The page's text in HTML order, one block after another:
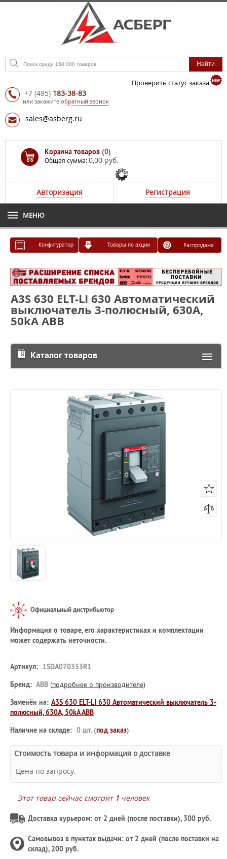
Проверить статус заказа
+7 (495) 183-38-83
или закажите обратный звонок
sales@asberg.ru
Корзина товаров (0)
Общая сумма:0,00 руб.
Авторизация Регистрация
МЕНЮ
Конфигуратор Товары по акции Распродажа
A3S 630 ELT-LI 630 Автоматический
выключатель 3-полюсный, 630А,
50kA ABB
Каталог товаров
Официальный дистрибьютор
Информация о товаре, его характеристиках и комплектации
может содержать неточности.
Артикул: 1SDA070353R1
Бренд: ABB (подробнее о производителе)
Заменён на: A3S 630 ELT-LI 630 Автоматический выключатель 3-
полюсный, 630А, 50kA ABB
Наличие на складе: 0 шт. (под заказ)
Стоимость товара и информация о доставке
Цена по запросу.
Этот товар сейчас смотрит 1 человек
Доставка курьером: от 2 дней (после поставки), 300 руб.
Самовывоз в пунктах выдачи: от 2 дней (после поставки на
склад), 200 руб.